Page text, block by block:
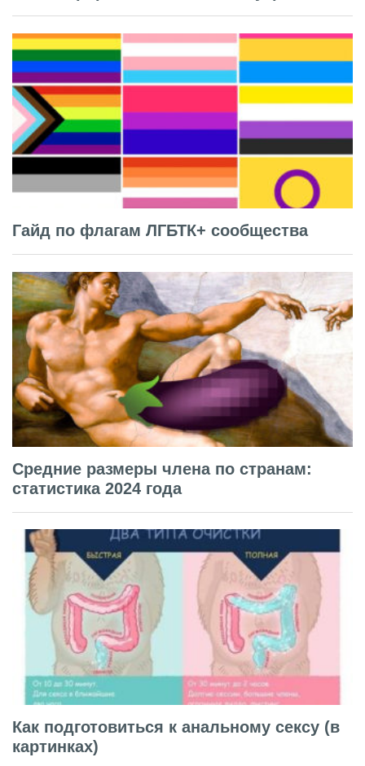
Гайд по флагам ЛГБТК+ сообщества
Средние размеры члена по странам:
статистика 2024 года
Как подготовиться к анальному сексу (в
картинках)